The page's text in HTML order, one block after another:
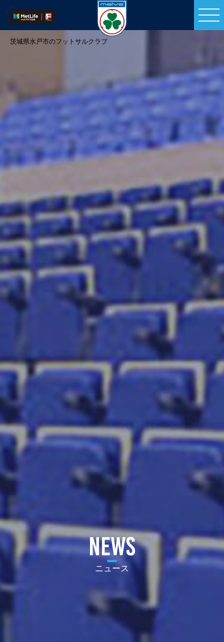
茨城県水戸市のフットサルクラブ
NEWS
ニュース